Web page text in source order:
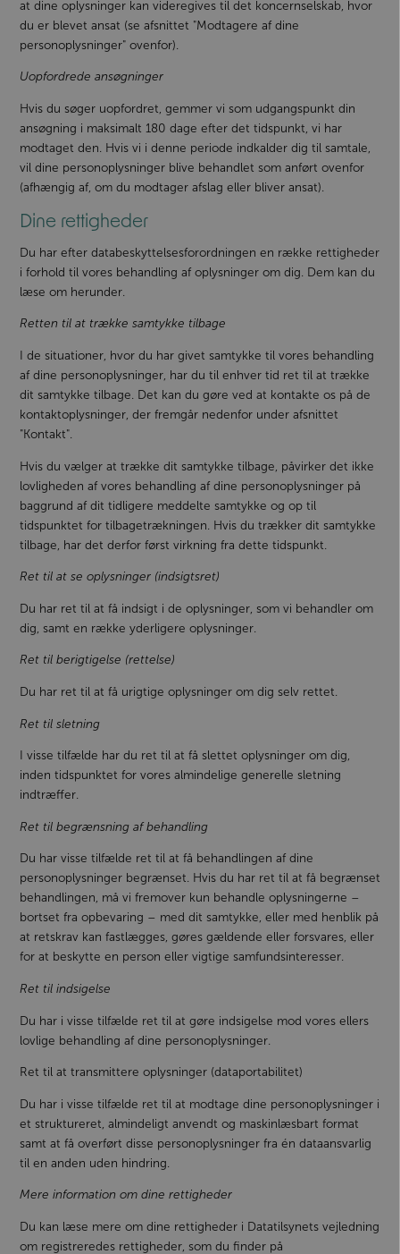
at dine oplysninger kan videregives til det koncernselskab, hvor
du er blevet ansat (se afsnittet "Modtagere af dine
personoplysninger" ovenfor).
Uopfordrede ansøgninger
Hvis du søger uopfordret, gemmer vi som udgangspunkt din
ansøgning i maksimalt 180 dage efter det tidspunkt, vi har
modtaget den. Hvis vi i denne periode indkalder dig til samtale,
vil dine personoplysninger blive behandlet som anført ovenfor
(afhængig af, om du modtager afslag eller bliver ansat).
Dine rettigheder
Du har efter databeskyttelsesforordningen en række rettigheder
i forhold til vores behandling af oplysninger om dig. Dem kan du
læse om herunder.
Retten til at trække samtykke tilbage
I de situationer, hvor du har givet samtykke til vores behandling
af dine personoplysninger, har du til enhver tid ret til at trække
dit samtykke tilbage. Det kan du gøre ved at kontakte os på de
kontaktoplysninger, der fremgår nedenfor under afsnittet
"Kontakt".
Hvis du vælger at trække dit samtykke tilbage, påvirker det ikke
lovligheden af vores behandling af dine personoplysninger på
baggrund af dit tidligere meddelte samtykke og op til
tidspunktet for tilbagetrækningen. Hvis du trækker dit samtykke
tilbage, har det derfor først virkning fra dette tidspunkt.
Ret til at se oplysninger (indsigtsret)
Du har ret til at få indsigt i de oplysninger, som vi behandler om
dig, samt en række yderligere oplysninger.
Ret til berigtigelse (rettelse)
Du har ret til at få urigtige oplysninger om dig selv rettet.
Ret til sletning
I visse tilfælde har du ret til at få slettet oplysninger om dig,
inden tidspunktet for vores almindelige generelle sletning
indtræffer.
Ret til begrænsning af behandling
Du har visse tilfælde ret til at få behandlingen af dine
personoplysninger begrænset. Hvis du har ret til at få begrænset
behandlingen, må vi fremover kun behandle oplysningerne –
bortset fra opbevaring – med dit samtykke, eller med henblik på
at retskrav kan fastlægges, gøres gældende eller forsvares, eller
for at beskytte en person eller vigtige samfundsinteresser.
Ret til indsigelse
Du har i visse tilfælde ret til at gøre indsigelse mod vores ellers
lovlige behandling af dine personoplysninger.
Ret til at transmittere oplysninger (dataportabilitet)
Du har i visse tilfælde ret til at modtage dine personoplysninger i
et struktureret, almindeligt anvendt og maskinlæsbart format
samt at få overført disse personoplysninger fra én dataansvarlig
til en anden uden hindring.
Mere information om dine rettigheder
Du kan læse mere om dine rettigheder i Datatilsynets vejledning
om registreredes rettigheder, som du finder på